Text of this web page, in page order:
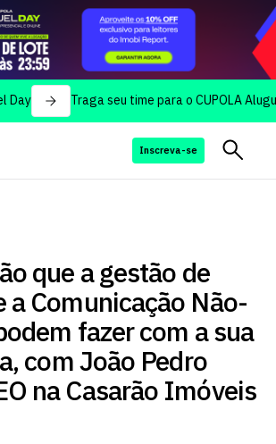
Traga seu time para o CUPOLA Aluguel Day
Inscreva-se
que a gestão de
a Comunicação Não-
fazer com a sua
com João Pedro
na Casarão Imóveis